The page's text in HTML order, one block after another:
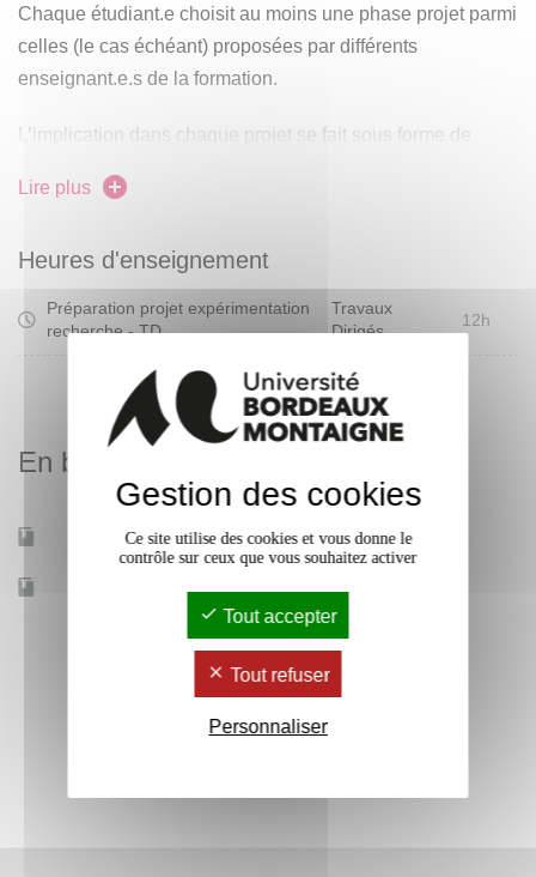
Chaque étudiant.e choisit au moins une phase projet parmi
celles (le cas échéant) proposées par différents
enseignant.e.s de la formation.
L’implication dans chaque projet se fait sous forme de
La présentation des projets change chaque année en
fonction des propositions des enseignants.
Lire plus
Heures d'enseignement
Préparation projet expérimentation
recherche - TD
Travaux
Dirigés
12h
En bref
Mobilité d'études Oui
Accessible à distance Non
Gestion des cookies
Ce site utilise des cookies et vous donne le
contrôle sur ceux que vous souhaitez activer
Tout accepter
Tout refuser
Personnaliser